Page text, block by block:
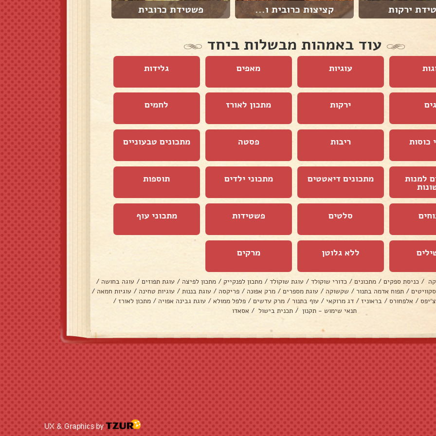
ירקות קציצות כרובית ו... פשטידת כרובית
עוד באמהות מבשלות ביחד
עוגיות מאפים גלידות
ירקות מתכון לאורז לחמים
כוסות ריבות פסטה מתכונים טבעוניים
למנות מתכונים דיאטטים מתכוני ילדים תוספות
סלטים פשטידות מתכוני עוף
ללא גלוטן מרקים
/ כניסת ספקים / מתכונים / כדורי שוקולד / עוגת שוקולד / מתכון לפנקייק / מתכון לפיצה / עוגת תפוזים / עוגה בחושה /
/ תפוח אדמה בתנור / שקשוקה / עוגת מספרים / מרק אפונה / פריקסה / עוגת בננות / עוגיות טחינה / עוגיות חמאה /
/ אלפחורס / בראוניז / דג מרוקאי / עוף בתנור / מרק עדשים / פלפל ממולא / עוגת גבינה אפויה / מתכון לאורז /
תנאי שימוש - תקנון / תכנית בישול / אסאדו